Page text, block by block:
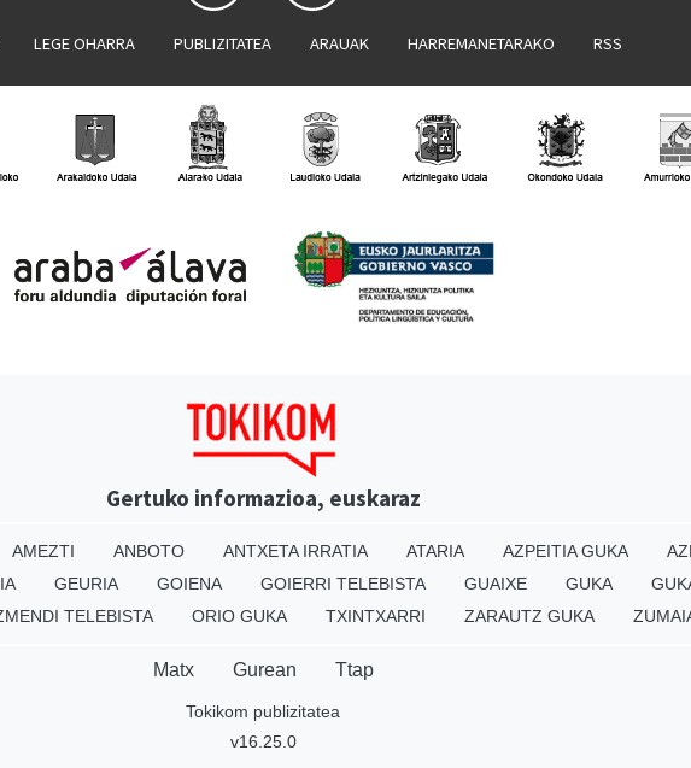
LEGE OHARRA PUBLIZITATEA ARAUAK HARREMANETARAKO RSS
Gertuko informazioa, euskaraz
AMEZTI ANBOTO ANTXETA IRRATIA ATARIA AZPEITIA GUKA
GEURIA GOIENA GOIERRI TELEBISTA GUAIXE GUKA
TELEBISTA ORIO GUKA TXINTXARRI ZARAUTZ GUKA
Matx Gurean Ttap
Tokikom publizitatea
v16.25.0